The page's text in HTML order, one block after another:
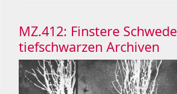
MZ.412: Finstere
tiefschwarzen Archiven